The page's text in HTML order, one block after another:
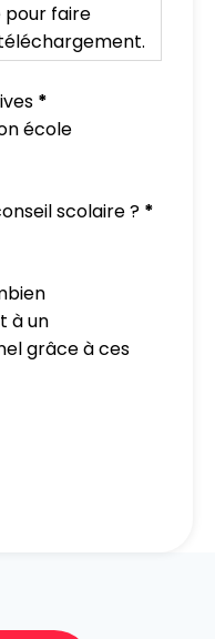
pour faire
*
scolaire ? *
à un
grâce à ces